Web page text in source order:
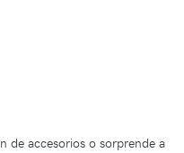
de accesorios o sorprende a